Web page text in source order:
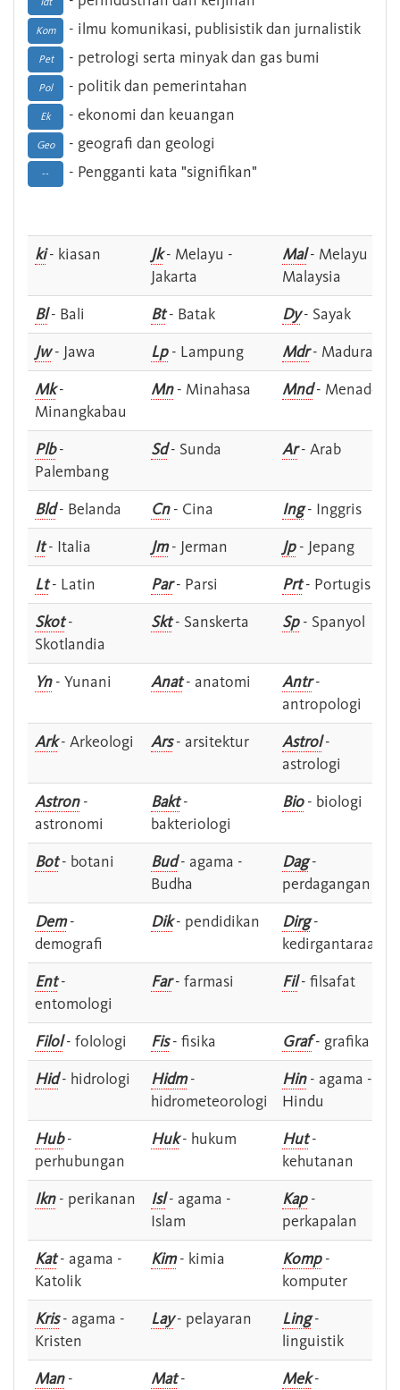
Kom - ilmu komunikasi, publisistik dan jurnalistik
Pet - petrologi serta minyak dan gas bumi
Pol - politik dan pemerintahan
Ek - ekonomi dan keuangan
Geo - geografi dan geologi
-- - Pengganti kata "signifikan"
ki- kiasan Jk- Melayu -
Jakarta
Mal- Melayu -
Malaysia
Bl- Bali Bt- Batak Dy- Sayak
Jw- Jawa Lp- Lampung Mdr- Madura
Mk-
Minangkabau
Mn- Minahasa Mnd- Menado
Plb-
Palembang
Sd- Sunda Ar- Arab
Bld- Belanda Cn- Cina Ing- Inggris
It- Italia Jm- Jerman Jp- Jepang
Lt- Latin Par- Parsi Prt- Portugis
Skot-
Skotlandia
Skt- Sanskerta Sp- Spanyol
Yn- Yunani Anat- anatomi Antr-
antropologi
Ark- Arkeologi Ars- arsitektur Astrol-
astrologi
Astron-
astronomi
Bakt-
bakteriologi
Bio- biologi
Bot- botani Bud- agama -
Budha
Dag-
perdagangan
Dem-
demografi
Dik- pendidikan Dirg-
kedirgantaraan
Ent-
entomologi
Far- farmasi Fil- filsafat
Filol- folologi Fis- fisika Graf- grafika
Hid- hidrologi Hidm-
hidrometeorologi
Hin- agama -
Hindu
Hub-
perhubungan
Huk- hukum Hut-
kehutanan
Ikn- perikanan Isl- agama -
Islam
Kap-
perkapalan
Kat- agama -
Katolik
Kim- kimia Komp-
komputer
Kris- agama -
Kristen
Lay- pelayaran Ling-
linguistik
Man-
Mat-
Mek-